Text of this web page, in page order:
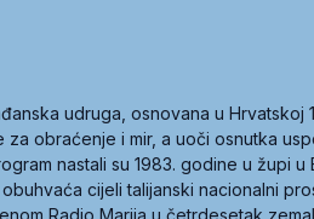
udruga, osnovana u Hrvatskoj
obraćenje i mir, a uoči osnutka
nastali su 1983. godine u župi u
cijeli talijanski nacionalni